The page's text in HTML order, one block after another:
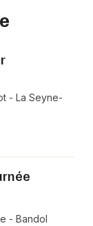
- La Seyne-
- Bandol